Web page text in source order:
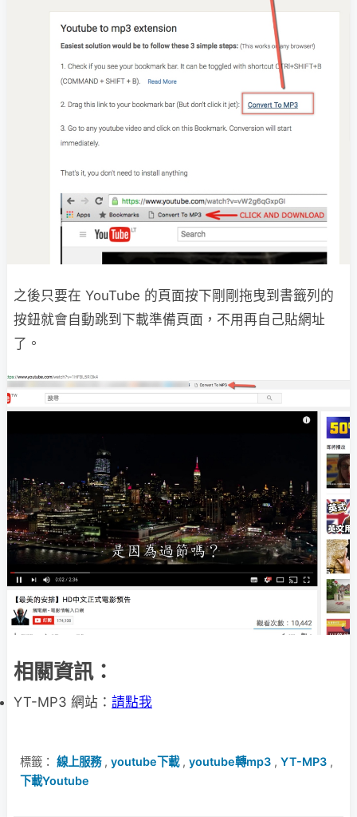
之後只要在 YouTube 的頁面按下剛剛拖曳到書籤列的
按鈕就會自動跳到下載準備頁面，不用再自己貼網址
了。
相關資訊：
YT-MP3 網站： 請點我
標籤： 線上服務, youtube下載, youtube轉mp3 , YT-MP3 ,
下載Youtube